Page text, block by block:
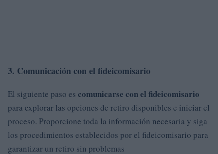
3. Comunicación con el fideicomisario
El siguiente paso es comunicarse con el fideicomisario
para explorar las opciones de retiro disponibles e iniciar el
proceso. Proporcione toda la información necesaria y siga
los procedimientos establecidos por el fideicomisario para
garantizar un retiro sin problemas